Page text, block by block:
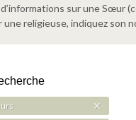
sur une Sœur
religieuse, indiquez son